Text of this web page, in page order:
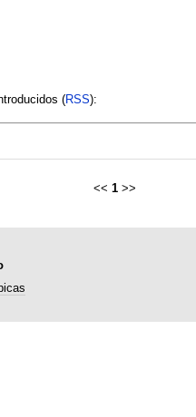
(RSS):
<< 1 >>